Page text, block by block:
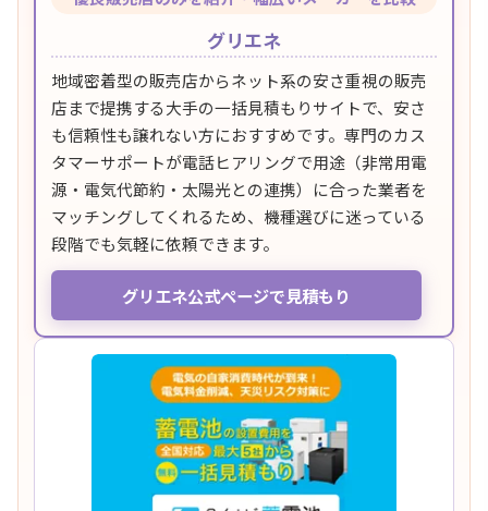
グリエネ
地域密着型の販売店からネット系の安さ重視の販売
店まで提携する大手の一括見積もりサイトで、安さ
も信頼性も譲れない方におすすめです。専門のカス
タマーサポートが電話ヒアリングで用途（非常用電
源・電気代節約・太陽光との連携）に合った業者を
マッチングしてくれるため、機種選びに迷っている
段階でも気軽に依頼できます。
グリエネ公式ページで見積もり